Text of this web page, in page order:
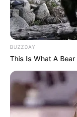
BUZZDAY
This Is What A